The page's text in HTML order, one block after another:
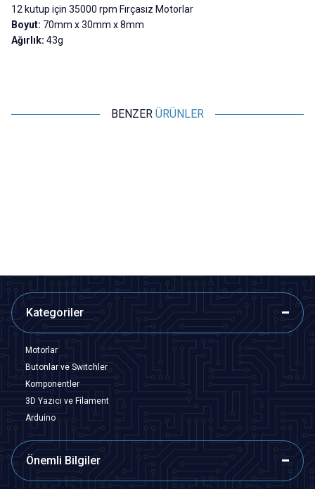
12 kutup için 35000 rpm Fırçasız Motorlar
Boyut: 70mm x 30mm x 8mm
Ağırlık: 43g
BENZER ÜRÜNLER
Kategoriler
Motorlar
Butonlar ve Switchler
Komponentler
3D Yazıcı ve Filament
Arduino
Önemli Bilgiler